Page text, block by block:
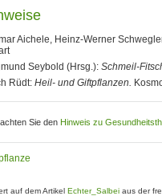
Aichele, Heinz-Werner
Seybold (Hrsg.): Schmeil-
Rüdt: Heil- und Giftpflanzen.
Sie den Hinweis zu
auf dem Artikel Echter_Salbei aus der